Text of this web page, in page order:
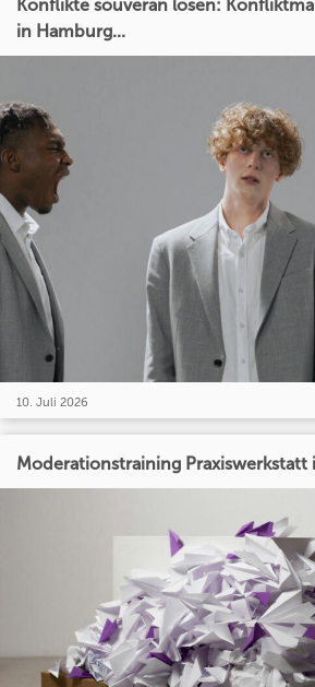
Konflikte souverän lösen:
in Hamburg...
10. Juli 2026
Moderationstraining Praxiswerkstatt